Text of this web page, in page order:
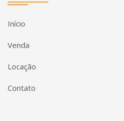
Início
Venda
Locação
Contato